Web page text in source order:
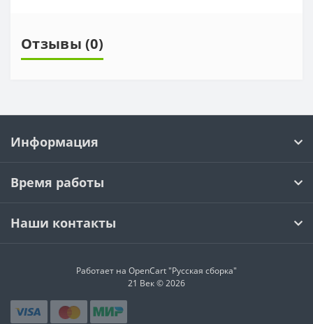
Отзывы (0)
Информация
Время работы
Наши контакты
Работает на OpenCart "Русская сборка"
21 Век © 2026